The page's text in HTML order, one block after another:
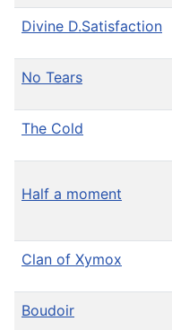
Divine D.Satisfaction
No Tears
The Cold
Half a moment
Clan of Xymox
Boudoir